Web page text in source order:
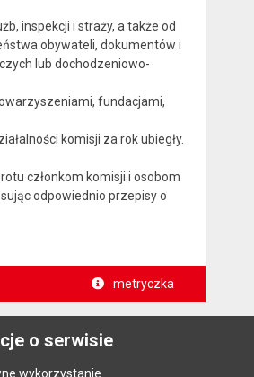
inspekcji i straży, a także od
obywateli, dokumentów i
lub dochodzeniowo-
fundacjami,
komisji za rok ubiegły.
członkom komisji i osobom
odpowiednio przepisy o
metryczka
o serwisie
wykorzystanie